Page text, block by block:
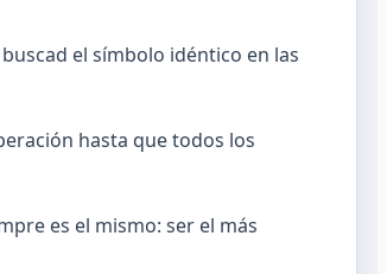
el símbolo idéntico en las
hasta que todos los
es el mismo: ser el más